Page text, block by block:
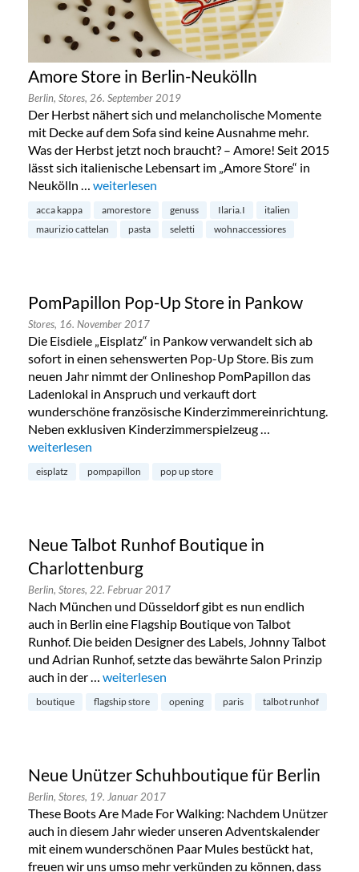
Amore Store in Berlin-Neukölln
Berlin, Stores, 26. September 2019
Der Herbst nähert sich und melancholische Momente
mit Decke auf dem Sofa sind keine Ausnahme mehr.
Was der Herbst jetzt noch braucht? – Amore! Seit 2015
lässt sich italienische Lebensart im „Amore Store“ in
Neukölln … „Amore Store in Berlin-Neukölln“
weiterlesen
acca kappa amorestore genuss Ilaria.I
italien
maurizio cattelan
pasta seletti wohnaccessiores
PomPapillon Pop-Up Store in Pankow
Stores, 16. November 2017
Die Eisdiele „Eisplatz“ in Pankow verwandelt sich ab
sofort in einen sehenswerten Pop-Up Store. Bis zum
neuen Jahr nimmt der Onlineshop PomPapillon das
Ladenlokal in Anspruch und verkauft dort
wunderschöne französische Kinderzimmereinrichtung.
Neben exklusiven Kinderzimmerspielzeug …
„PomPapillon Pop-Up Store in Pankow“
weiterlesen
eisplatz pompapillon pop up store
Neue Talbot Runhof Boutique in
Charlottenburg
Berlin, Stores, 22. Februar 2017
Nach München und Düsseldorf gibt es nun endlich
auch in Berlin eine Flagship Boutique von Talbot
Runhof. Die beiden Designer des Labels, Johnny Talbot
und Adrian Runhof, setzte das bewährte Salon Prinzip
auch in der … „Neue Talbot Runhof Boutique in
weiterlesen
boutique flagship store opening paris talbot runhof
Neue Unützer Schuhboutique für Berlin
Berlin, Stores, 19. Januar 2017
These Boots Are Made For Walking: Nachdem Unützer
auch in diesem Jahr wieder unseren Adventskalender
mit einem wunderschönen Paar Mules bestückt hat,
freuen wir uns umso mehr verkünden zu können, dass